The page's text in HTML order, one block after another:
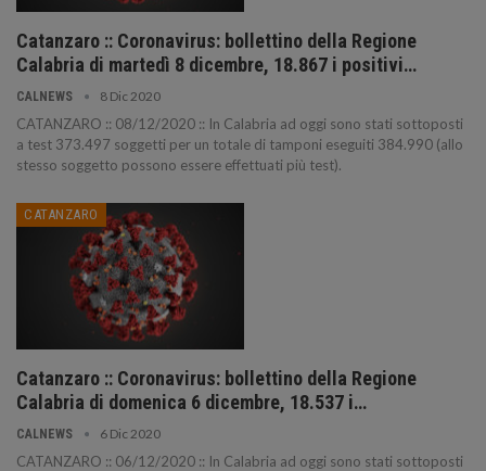
Catanzaro :: Coronavirus: bollettino della Regione
Calabria di martedì 8 dicembre, 18.867 i positivi…
CALNEWS 8 Dic 2020
CATANZARO :: 08/12/2020 :: In Calabria ad oggi sono stati sottoposti
a test 373.497 soggetti per un totale di tamponi eseguiti 384.990 (allo
stesso soggetto possono essere effettuati più test).
CATANZARO
Catanzaro :: Coronavirus: bollettino della Regione
Calabria di domenica 6 dicembre, 18.537 i…
CALNEWS 6 Dic 2020
CATANZARO :: 06/12/2020 :: In Calabria ad oggi sono stati sottoposti